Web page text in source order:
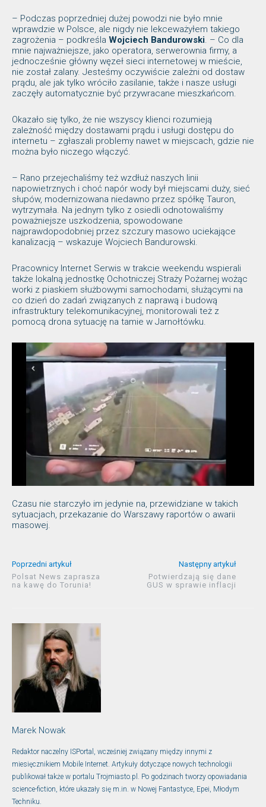
– Podczas poprzedniej dużej powodzi nie było mnie
wprawdzie w Polsce, ale nigdy nie lekceważyłem takiego
zagrożenia – podkreśla Wojciech Bandurowski. – Co dla
mnie najważniejsze, jako operatora, serwerownia firmy, a
jednocześnie główny węzeł sieci internetowej w mieście,
nie został zalany. Jesteśmy oczywiście zależni od dostaw
prądu, ale jak tylko wróciło zasilanie, także i nasze usługi
zaczęły automatycznie być przywracane mieszkańcom.
Okazało się tylko, że nie wszyscy klienci rozumieją
zależność między dostawami prądu i usługi dostępu do
internetu – zgłaszali problemy nawet w miejscach, gdzie nie
można było niczego włączyć.
– Rano przejechaliśmy też wzdłuż naszych linii
napowietrznych i choć napór wody był miejscami duży, sieć
słupów, modernizowana niedawno przez spółkę Tauron,
wytrzymała. Na jednym tylko z osiedli odnotowaliśmy
poważniejsze uszkodzenia, spowodowane
najprawdopodobniej przez szczury masowo uciekające
kanalizacją – wskazuje Wojciech Bandurowski.
Pracownicy Internet Serwis w trakcie weekendu wspierali
także lokalną jednostkę Ochotniczej Straży Pożarnej wożąc
worki z piaskiem służbowymi samochodami, służącymi na
co dzień do zadań związanych z naprawą i budową
infrastruktury telekomunikacyjnej, monitorowali też z
pomocą drona sytuację na tamie w Jarnołtówku.
Czasu nie starczyło im jedynie na, przewidziane w takich
sytuacjach, przekazanie do Warszawy raportów o awarii
masowej.
Poprzedni artykuł
Polsat News zaprasza
na kawę do Torunia!
Następny artykuł
Potwierdzają się dane
GUS w sprawie inflacji
Marek Nowak
Redaktor naczelny ISPortal, wcześniej związany między innymi z
miesięcznikiem Mobile Internet. Artykuły dotyczące nowych technologii
publikował także w portalu Trojmiasto.pl. Po godzinach tworzy opowiadania
science-fiction, które ukazały się m.in. w Nowej Fantastyce, Epei, Młodym
Techniku.